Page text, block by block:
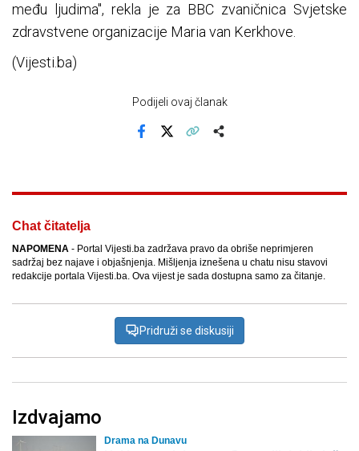
među ljudima", rekla je za BBC zvaničnica Svjetske
zdravstvene organizacije Maria van Kerkhove.
(Vijesti.ba)
Podijeli ovaj članak
Chat čitatelja
NAPOMENA - Portal Vijesti.ba zadržava pravo da obriše neprimjeren
sadržaj bez najave i objašnjenja. Mišljenja iznešena u chatu nisu stavovi
redakcije portala Vijesti.ba. Ova vijest je sada dostupna samo za čitanje.
Pridruži se diskusiji
Izdvajamo
Drama na Dunavu